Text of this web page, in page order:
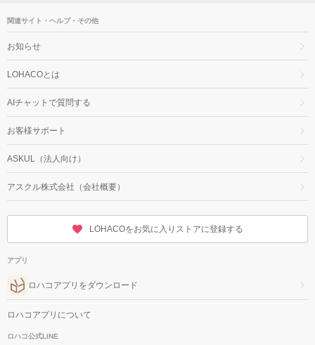
関連サイト・ヘルプ・その他
お知らせ
LOHACOとは
AIチャットで質問する
お客様サポート
ASKUL（法人向け）
アスクル株式会社（会社概要）
LOHACOをお気に入りストアに登録する
アプリ
ロハコアプリをダウンロード
ロハコアプリについて
ロハコ公式LINE